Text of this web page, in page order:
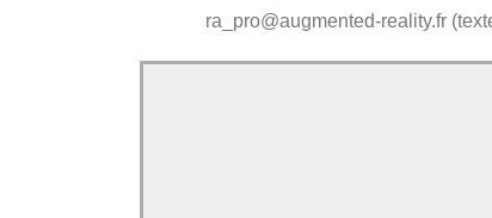
ra_pro@augmented-reality.fr